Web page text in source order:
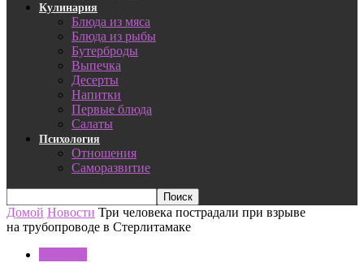
Кулинария
Блюда из мяса
Блюда из рыбы
Бутерброды
Выпечка
Десерты
Напитки
Первые блюда
Салаты
Психология
Отношения
Саморазвитие
Домой Новости Три человека пострадали при взрыве
на трубопроводе в Стерлитамаке